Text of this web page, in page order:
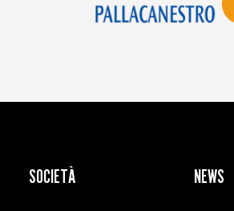
SOCIETÀ NEWS